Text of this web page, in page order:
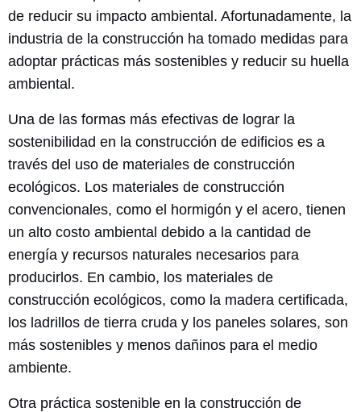
de reducir su impacto ambiental. Afortunadamente, la
industria de la construcción ha tomado medidas para
adoptar prácticas más sostenibles y reducir su huella
ambiental.
Una de las formas más efectivas de lograr la
sostenibilidad en la construcción de edificios es a
través del uso de materiales de construcción
ecológicos. Los materiales de construcción
convencionales, como el hormigón y el acero, tienen
un alto costo ambiental debido a la cantidad de
energía y recursos naturales necesarios para
producirlos. En cambio, los materiales de
construcción ecológicos, como la madera certificada,
los ladrillos de tierra cruda y los paneles solares, son
más sostenibles y menos dañinos para el medio
ambiente.
Otra práctica sostenible en la construcción de